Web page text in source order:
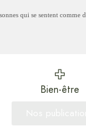
qui se sentent comme
Bien-être